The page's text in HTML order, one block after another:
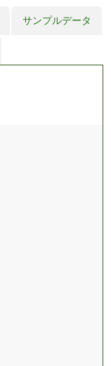
サンプルデータ